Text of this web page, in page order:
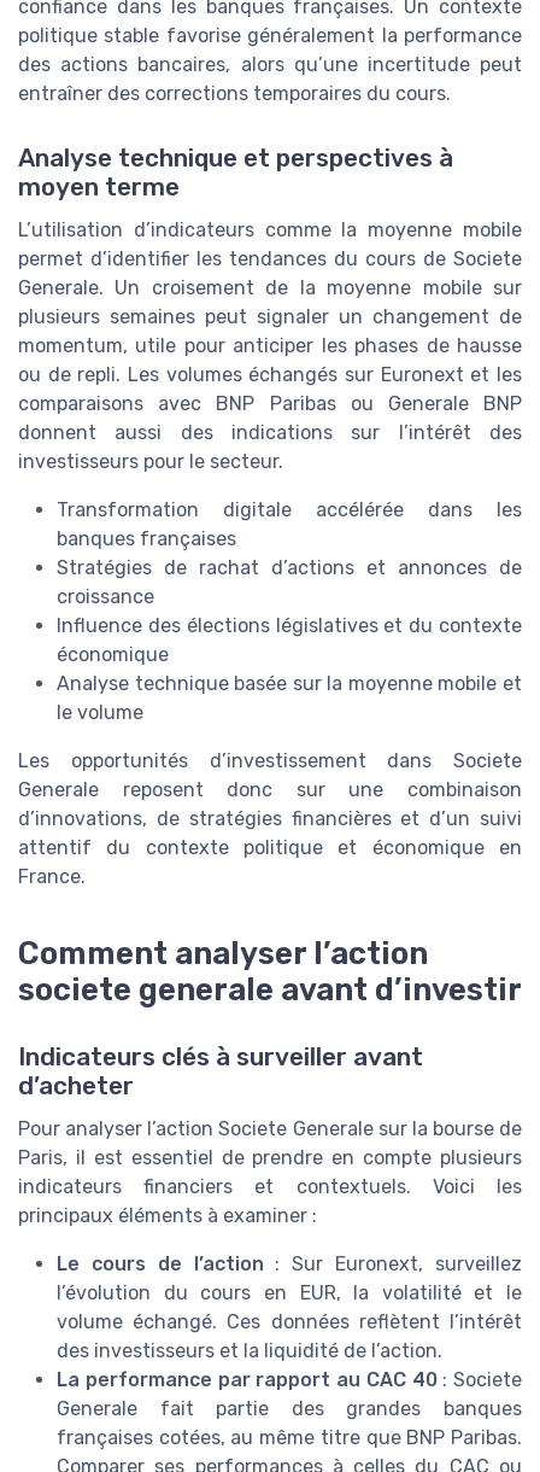
confiance dans les banques françaises. Un contexte
politique stable favorise généralement la performance
des actions bancaires, alors qu’une incertitude peut
entraîner des corrections temporaires du cours.
Analyse technique et perspectives à
moyen terme
L’utilisation d’indicateurs comme la moyenne mobile
permet d’identifier les tendances du cours de Societe
Generale. Un croisement de la moyenne mobile sur
plusieurs semaines peut signaler un changement de
momentum, utile pour anticiper les phases de hausse
ou de repli. Les volumes échangés sur Euronext et les
comparaisons avec BNP Paribas ou Generale BNP
donnent aussi des indications sur l’intérêt des
investisseurs pour le secteur.
Transformation digitale accélérée dans les
banques françaises
Stratégies de rachat d’actions et annonces de
croissance
Influence des élections législatives et du contexte
économique
Analyse technique basée sur la moyenne mobile et
le volume
Les opportunités d’investissement dans Societe
Generale reposent donc sur une combinaison
d’innovations, de stratégies financières et d’un suivi
attentif du contexte politique et économique en
France.
Comment analyser l’action
societe generale avant d’investir
Indicateurs clés à surveiller avant
d’acheter
Pour analyser l’action Societe Generale sur la bourse de
Paris, il est essentiel de prendre en compte plusieurs
indicateurs financiers et contextuels. Voici les
principaux éléments à examiner :
Le cours de l’action : Sur Euronext, surveillez
l’évolution du cours en EUR, la volatilité et le
volume échangé. Ces données reflètent l’intérêt
des investisseurs et la liquidité de l’action.
La performance par rapport au CAC 40: Societe
Generale fait partie des grandes banques
françaises cotées, au même titre que BNP Paribas.
Comparer ses performances à celles du CAC ou